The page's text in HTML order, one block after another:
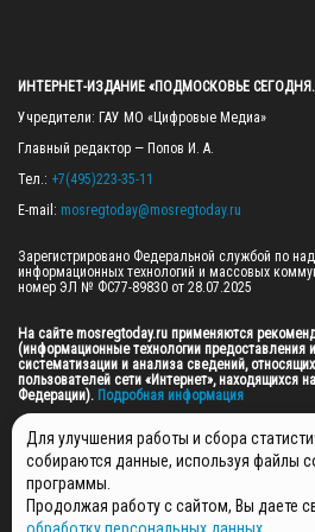
ИНТЕРНЕТ-ИЗДАНИЕ «ПОДМОСКОВЬЕ СЕГОДНЯ.
Учредители: ГАУ МО «Цифровые Медиа»
Главный редактор — Попов И. А.
Тел.: +7(495)223-35-11
E-mail: mosregtoday@mosregtoday.ru
Зарегистрировано Федеральной службой по
информационных технологий и массовых
номер ЭЛ № ФС77-89830 от 28.07.2025
На сайте mosregtoday.ru применяются
(информационные технологии предоставления
систематизации и анализа сведений,
пользователей сети «Интернет», находящихся
Федерации). Подробная информация
© 2026 ПРАВА НА ВСЕ МАТЕРИАЛЫ САЙТА
МЕДИА" (ОГРН: 1255000059467).
ПОЛИТИКА ОБРАБОТКИ И ЗАЩИТЫ
Для улучшения работы и сбора
собираются данные, используя файлы
программы.
Продолжая работу с сайтом, Вы даете